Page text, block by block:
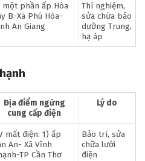
một phần ấp Hòa
B-Xã Phú Hòa-
An Giang
Thí nghiệm,
sửa chữa bảo
dưỡng Trung,
hạ áp
Địa điểm ngừng
cung cấp điện
Lý do
mất điện: 1) ấp
An- Xã Vĩnh
TP Cần Thơ
Bảo trì, sửa
chữa lưới
điện